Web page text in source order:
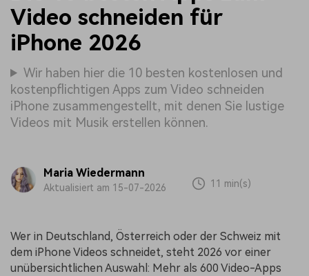
Video schneiden für
iPhone 2026
Wir haben hier die 10 besten kostenlosen und
kostenpflichtigen Apps zum Video schneiden
iPhone zusammengestellt, mit denen Sie lustige
Videos mit Musik erstellen können.
Maria Wiedermann
Aktualisiert am 15-07-2026 11 min(s)
Wer in Deutschland, Österreich oder der Schweiz mit
dem iPhone Videos schneidet, steht 2026 vor einer
unübersichtlichen Auswahl: Mehr als 600 Video-Apps